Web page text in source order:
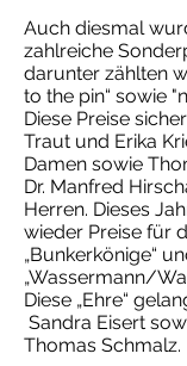
Auch diesmal
zahlreiche
darunter zählten
to the pin“ sowie
Diese Preise
Traut und Erika
Damen sowie
Dr. Manfred
Herren. Dieses
wieder Preise für
„Bunkerkönige“
„Wassermann/
Diese „Ehre“
Sandra Eisert
Thomas Schmalz.